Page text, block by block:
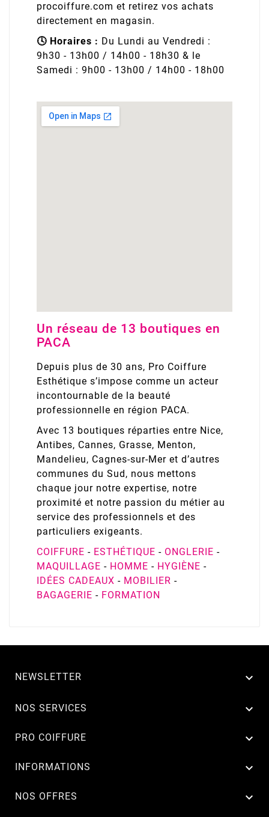
procoiffure.com et retirez vos achats
directement en magasin.
🕓 Horaires : Du Lundi au Vendredi :
9h30 - 13h00 / 14h00 - 18h30 & le
Samedi : 9h00 - 13h00 / 14h00 - 18h00
Un réseau de 13 boutiques en
PACA
Depuis plus de 30 ans, Pro Coiffure
Esthétique s’impose comme un acteur
incontournable de la beauté
professionnelle en région PACA.
Avec 13 boutiques réparties entre Nice,
Antibes, Cannes, Grasse, Menton,
Mandelieu, Cagnes-sur-Mer et d’autres
communes du Sud, nous mettons
chaque jour notre expertise, notre
proximité et notre passion du métier au
service des professionnels et des
particuliers exigeants.
COIFFURE - ESTHÉTIQUE - ONGLERIE -
MAQUILLAGE - HOMME - HYGIÈNE -
IDÉES CADEAUX - MOBILIER -
BAGAGERIE - FORMATION
NEWSLETTER 
NOS SERVICES 
PRO COIFFURE 
INFORMATIONS 
NOS OFFRES 